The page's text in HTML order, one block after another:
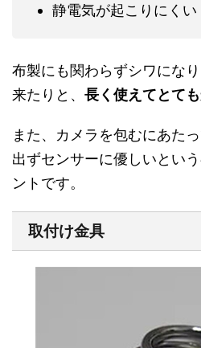
静電気が起こりにくい
布製にも関わらずシワにな
来たりと、 長く使えてとて
また、カメラを包むにあた
出ずセンサーに優しいとい
ントです。
取付け金具